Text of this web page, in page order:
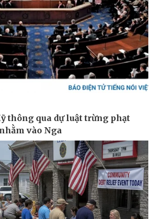
Giá vàng
Tiêu dùng
Tỷ giá
Chứng khoán
Giá cà phê